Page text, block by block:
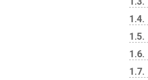
1.4
1.5
1.6
1.7